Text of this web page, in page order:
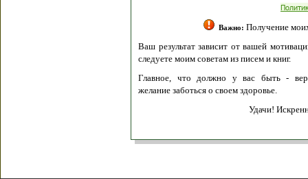
Важно: Получение
Ваш результат зависит от вашей
следуете моим советам из писем и книг.
Главное, что должно у вас быть -
желание заботься о своем здоровье.
Удачи!